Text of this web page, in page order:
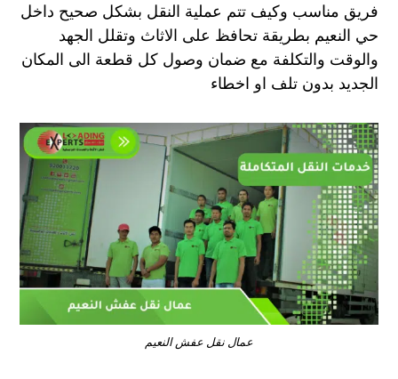
فريق مناسب وكيف تتم عملية النقل بشكل صحيح داخل
حي النعيم بطريقة تحافظ على الاثاث وتقلل الجهد
والوقت والتكلفة مع ضمان وصول كل قطعة الى المكان
الجديد بدون تلف او اخطاء
عمال نقل عفش النعيم